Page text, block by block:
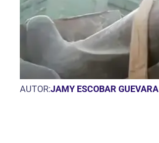
AUTOR:JAMY ESCOBAR GUEVARA